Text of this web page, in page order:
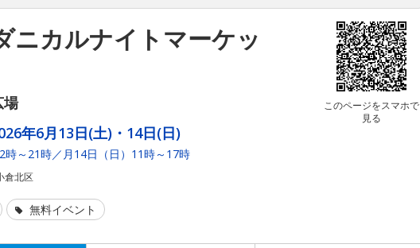
ニカルナイトマーケッ
場
このページをスマホで
見る
年6月13日(土)・14日(日)
時～21時／月14日（日）11時～17時
倉北区
無料イベント